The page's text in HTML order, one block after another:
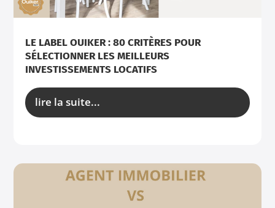
LE LABEL OUIKER : 80 CRITÈRES POUR
SÉLECTIONNER LES MEILLEURS
INVESTISSEMENTS LOCATIFS
lire la suite...